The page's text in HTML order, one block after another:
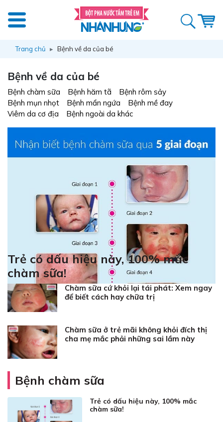
Trang chủ Bệnh về da của bé
Bệnh về da của bé
Bệnh chàm sữa Bệnh hăm tã
Bệnh rôm sảy
Bệnh mụn nhọt
Bệnh mẩn ngứa
Bệnh mề đay
Viêm da cơ địa
Bệnh ngoài da khác
Trẻ có dấu hiệu này, 100% mắc
chàm sữa!
Chàm sữa cứ khỏi lại tái phát: Xem ngay
để biết cách hay chữa trị
Chàm sữa ở trẻ mãi không khỏi đích thị
cha mẹ mắc phải những sai lầm này
Bệnh chàm sữa
Trẻ có dấu hiệu này, 100% mắc
chàm sữa!